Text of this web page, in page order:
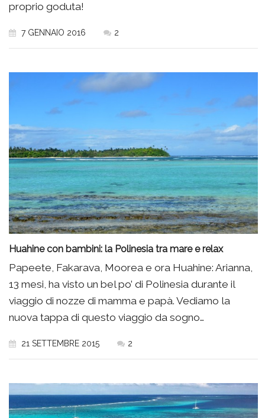
proprio goduta!
7 GENNAIO 2016 2
Huahine con bambini: la Polinesia tra mare e relax
Papeete, Fakarava, Moorea e ora Huahine: Arianna,
13 mesi, ha visto un bel po’ di Polinesia durante il
viaggio di nozze di mamma e papà. Vediamo la
nuova tappa di questo viaggio da sogno…
21 SETTEMBRE 2015 2